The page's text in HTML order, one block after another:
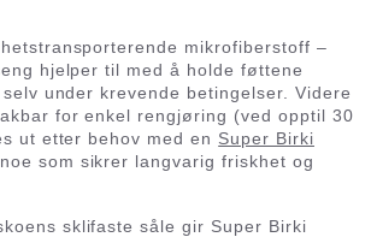
mikrofiberstoff –
hjelper til med å holde føttene
under krevende betingelser. Videre
for enkel rengjøring (ved opptil 30
ut etter behov med en Super Birki
noe som sikrer langvarig friskhet og
sklifaste såle gir Super Birki